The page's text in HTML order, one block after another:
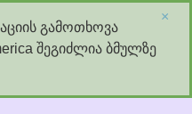
გამოთხოვა
შეგიძლია ბმულზე
×